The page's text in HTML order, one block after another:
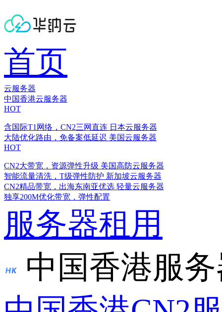
首页
云服务器
中国香港云服务器
HOT
含国际T1网络，CN2三网直连 日本云服务器
大陆优化路由，免备案低延迟 美国云服务器
HOT
CN2大带宽，资源弹性升级 美国高防云服务器
智能流量清洗，T级弹性防护 新加坡云服务器
CN2精品带宽，出海东南亚优选 轻量云服务器
独享200M优化带宽，弹性配置
服务器租用
中国香港服